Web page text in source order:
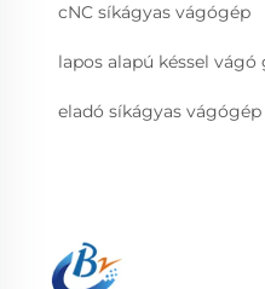
cNC síkágyas vágógép
lapos alapú késsel vágó
eladó síkágyas vágógép